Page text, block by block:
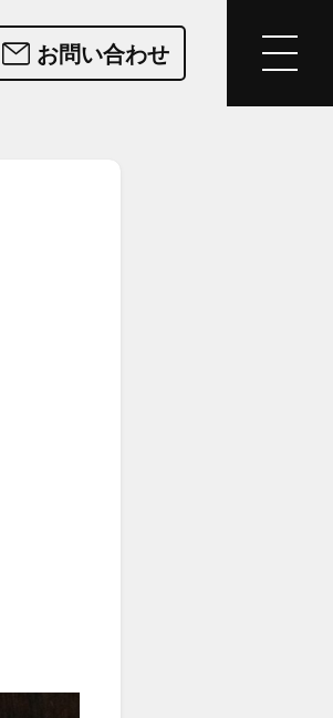
お問い合わせ